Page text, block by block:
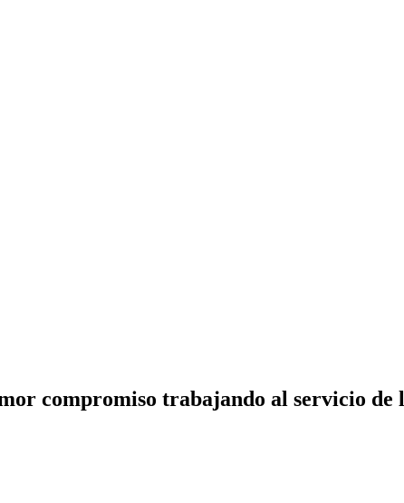
compromiso trabajando al servicio de